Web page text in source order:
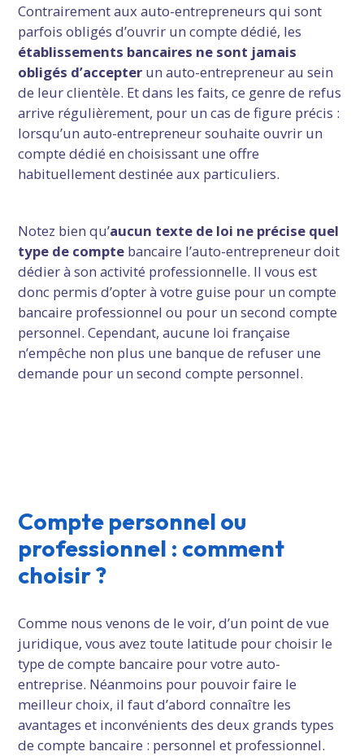
Contrairement aux auto-entrepreneurs qui sont
parfois obligés d’ouvrir un compte dédié, les
établissements bancaires ne sont jamais
obligés d’accepter un auto-entrepreneur au sein
de leur clientèle. Et dans les faits, ce genre de refus
arrive régulièrement, pour un cas de figure précis :
lorsqu’un auto-entrepreneur souhaite ouvrir un
compte dédié en choisissant une offre
habituellement destinée aux particuliers.
Notez bien qu’aucun texte de loi ne précise quel
type de compte bancaire l’auto-entrepreneur doit
dédier à son activité professionnelle. Il vous est
donc permis d’opter à votre guise pour un compte
bancaire professionnel ou pour un second compte
personnel. Cependant, aucune loi française
n’empêche non plus une banque de refuser une
demande pour un second compte personnel.
Compte personnel ou
professionnel : comment
choisir ?
Comme nous venons de le voir, d’un point de vue
juridique, vous avez toute latitude pour choisir le
type de compte bancaire pour votre auto-
entreprise. Néanmoins pour pouvoir faire le
meilleur choix, il faut d’abord connaître les
avantages et inconvénients des deux grands types
de compte bancaire : personnel et professionnel.